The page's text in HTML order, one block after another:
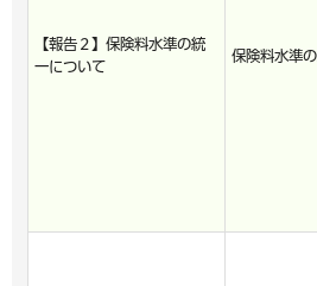
【報告２】保険料水準の統
一について
保険料水準